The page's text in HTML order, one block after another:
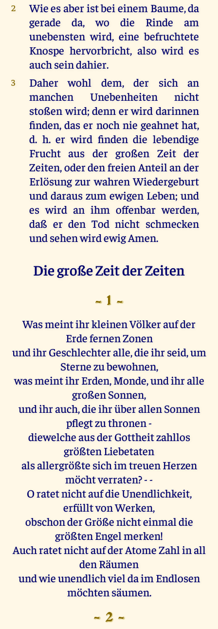
2
Wie es aber ist bei einem Baume, da
gerade da, wo die Rinde am
unebensten wird, eine befruchtete
Knospe hervorbricht, also wird es
auch sein dahier.
3
Daher wohl dem, der sich an
manchen Unebenheiten nicht
stoßen wird; denn er wird darinnen
finden, das er noch nie geahnet hat,
d. h. er wird finden die lebendige
Frucht aus der großen Zeit der
Zeiten, oder den freien Anteil an der
Erlösung zur wahren Wiedergeburt
und daraus zum ewigen Leben; und
es wird an ihm offenbar werden,
daß er den Tod nicht schmecken
und sehen wird ewig Amen.
Die große Zeit der Zeiten
- 1 -
Was meint ihr kleinen Völker auf der
Erde fernen Zonen
und ihr Geschlechter alle, die ihr seid, um
Sterne zu bewohnen,
was meint ihr Erden, Monde, und ihr alle
großen Sonnen,
und ihr auch, die ihr über allen Sonnen
pflegt zu thronen -
diewelche aus der Gottheit zahllos
größten Liebetaten
als allergrößte sich im treuen Herzen
möcht verraten? - -
O ratet nicht auf die Unendlichkeit,
erfüllt von Werken,
obschon der Größe nicht einmal die
größten Engel merken!
Auch ratet nicht auf der Atome Zahl in all
den Räumen
und wie unendlich viel da im Endlosen
möchten säumen.
- 2 -